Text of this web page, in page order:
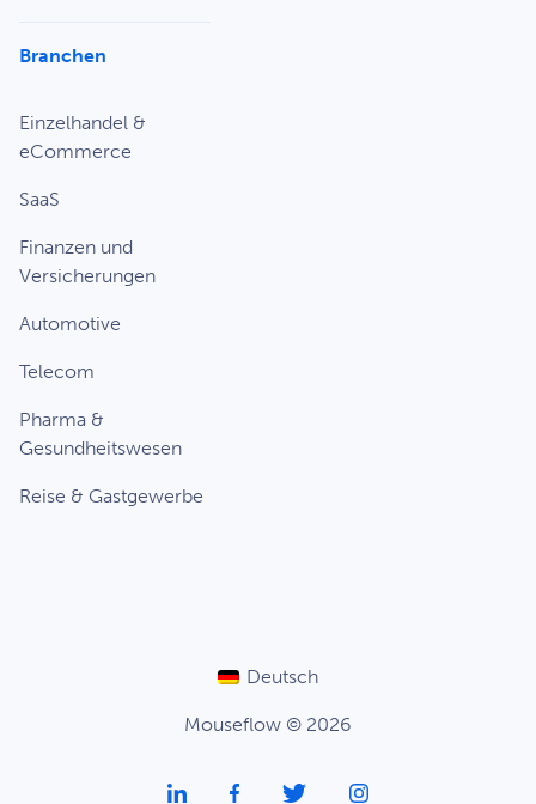
Branchen
Einzelhandel &
eCommerce
SaaS
Finanzen und
Versicherungen
Automotive
Telecom
Pharma &
Gesundheitswesen
Reise & Gastgewerbe
Deutsch
Mouseflow © 2026